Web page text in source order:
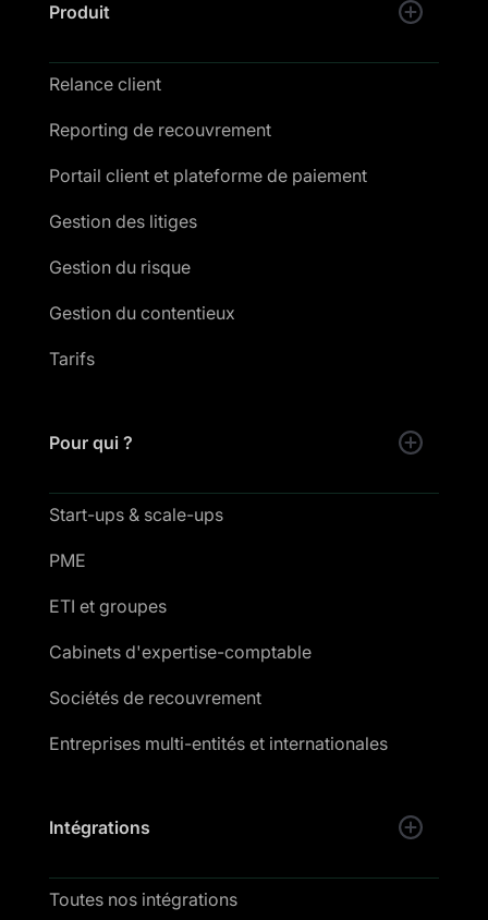
Produit
Relance client
Reporting de recouvrement
Portail client et plateforme de paiement
Gestion des litiges
Gestion du risque
Gestion du contentieux
Tarifs
Pour qui ?
Start-ups & scale-ups
PME
ETI et groupes
Cabinets d'expertise-comptable
Sociétés de recouvrement
Entreprises multi-entités et internationales
Intégrations
Toutes nos intégrations